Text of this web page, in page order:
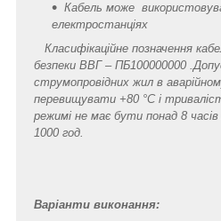
Кабель може
електростанціях
Класифікаційне позначення
безпеки ВВГ – ПБ100000000
струмопровідних жил в
перевищувати +80 °C і
режимі не має бути понад 8
1000 год.
Варіанти виконання: